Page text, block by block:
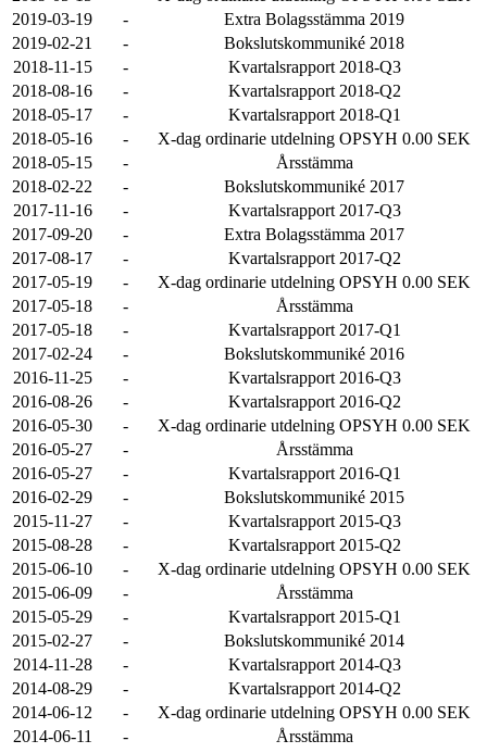
2019-03-19
-
Extra Bolagsstämma 2019
2019-02-21
-
Bokslutskommuniké 2018
2018-11-15
-
Kvartalsrapport 2018-Q3
2018-08-16
-
Kvartalsrapport 2018-Q2
2018-05-17
-
Kvartalsrapport 2018-Q1
2018-05-16
-
X-dag ordinarie utdelning OPSYH 0.00 SEK
2018-05-15
-
Årsstämma
2018-02-22
-
Bokslutskommuniké 2017
2017-11-16
-
Kvartalsrapport 2017-Q3
2017-09-20
-
Extra Bolagsstämma 2017
2017-08-17
-
Kvartalsrapport 2017-Q2
2017-05-19
-
X-dag ordinarie utdelning OPSYH 0.00 SEK
2017-05-18
-
Årsstämma
2017-05-18
-
Kvartalsrapport 2017-Q1
2017-02-24
-
Bokslutskommuniké 2016
2016-11-25
-
Kvartalsrapport 2016-Q3
2016-08-26
-
Kvartalsrapport 2016-Q2
2016-05-30
-
X-dag ordinarie utdelning OPSYH 0.00 SEK
2016-05-27
-
Årsstämma
2016-05-27
-
Kvartalsrapport 2016-Q1
2016-02-29
-
Bokslutskommuniké 2015
2015-11-27
-
Kvartalsrapport 2015-Q3
2015-08-28
-
Kvartalsrapport 2015-Q2
2015-06-10
-
X-dag ordinarie utdelning OPSYH 0.00 SEK
2015-06-09
-
Årsstämma
2015-05-29
-
Kvartalsrapport 2015-Q1
2015-02-27
-
Bokslutskommuniké 2014
2014-11-28
-
Kvartalsrapport 2014-Q3
2014-08-29
-
Kvartalsrapport 2014-Q2
2014-06-12
-
X-dag ordinarie utdelning OPSYH 0.00 SEK
2014-06-11
-
Årsstämma